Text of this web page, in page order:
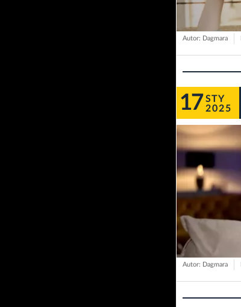
Autor: Dagmara
17 STY
2025
Autor: Dagmara